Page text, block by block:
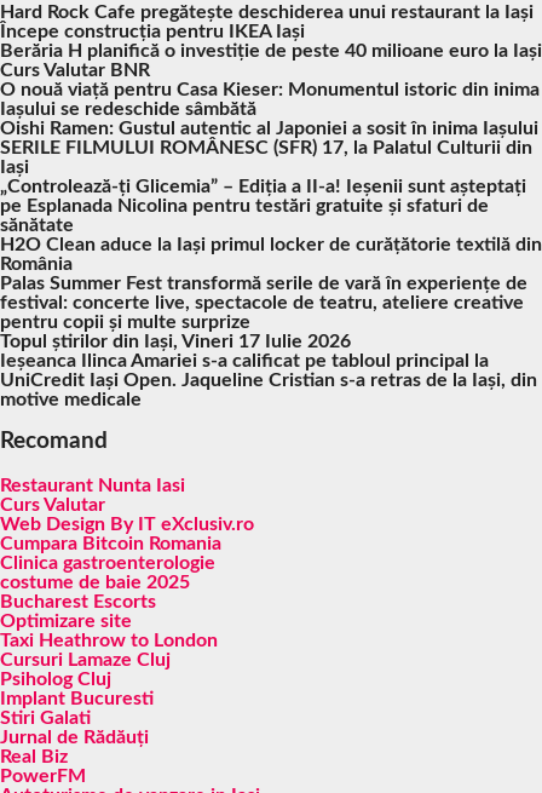
Hard Rock Cafe pregătește deschiderea unui restaurant la Iași
Începe construcția pentru IKEA Iași
Berăria H planifică o investiție de peste 40 milioane euro la Iași
Curs Valutar BNR
O nouă viață pentru Casa Kieser: Monumentul istoric din inima
Iașului se redeschide sâmbătă
Oishi Ramen: Gustul autentic al Japoniei a sosit în inima Iașului
SERILE FILMULUI ROMÂNESC (SFR) 17, la Palatul Culturii din
Iași
„Controlează-ți Glicemia” – Ediția a II-a! Ieșenii sunt așteptați
pe Esplanada Nicolina pentru testări gratuite și sfaturi de
sănătate
H2O Clean aduce la Iași primul locker de curățătorie textilă din
România
Palas Summer Fest transformă serile de vară în experiențe de
festival: concerte live, spectacole de teatru, ateliere creative
pentru copii și multe surprize
Topul știrilor din Iași, Vineri 17 Iulie 2026
Ieșeanca Ilinca Amariei s-a calificat pe tabloul principal la
UniCredit Iași Open. Jaqueline Cristian s-a retras de la Iași, din
motive medicale
Recomand
Restaurant Nunta Iasi
Curs Valutar
Web Design By IT eXclusiv.ro
Cumpara Bitcoin Romania
Clinica gastroenterologie
costume de baie 2025
Bucharest Escorts
Optimizare site
Taxi Heathrow to London
Cursuri Lamaze Cluj
Psiholog Cluj
Implant Bucuresti
Stiri Galati
Jurnal de Rădăuți
Real Biz
PowerFM